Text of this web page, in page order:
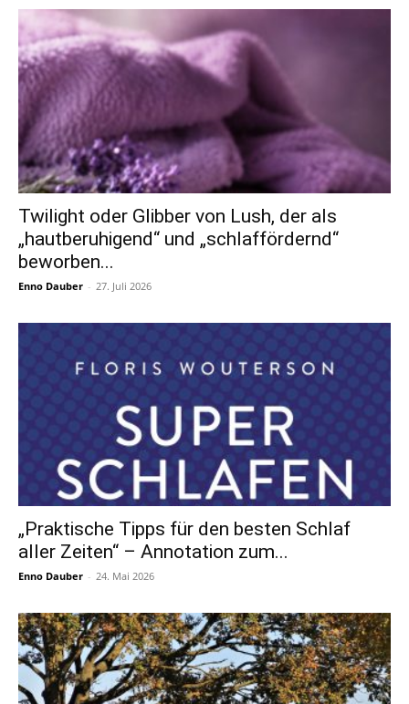
Twilight oder Glibber von Lush, der als
„hautberuhigend“ und „schlaffördernd“
beworben...
Enno Dauber - 27. Juli 2026
„Praktische Tipps für den besten Schlaf
aller Zeiten“ – Annotation zum...
Enno Dauber - 24. Mai 2026